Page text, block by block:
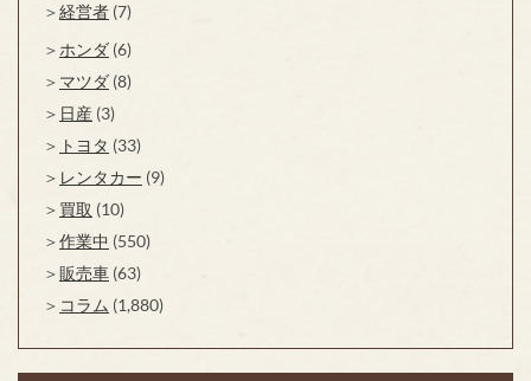
経営者 (7)
ホンダ (6)
マツダ (8)
日産 (3)
トヨタ (33)
レンタカー (9)
買取 (10)
作業中 (550)
販売車 (63)
コラム (1,880)